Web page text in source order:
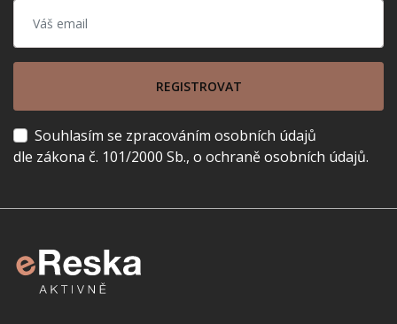
REGISTROVAT
Souhlasím se zpracováním osobních údajů
dle zákona č. 101/2000 Sb., o ochraně osobních údajů.